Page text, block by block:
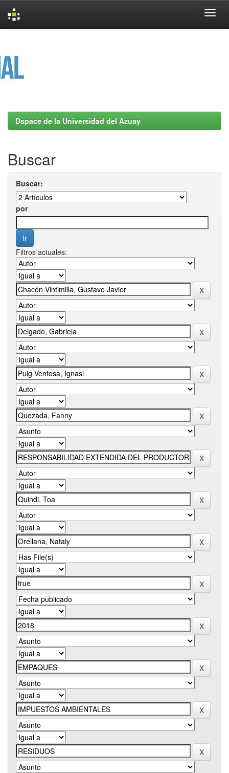
Dspace de la Universidad del Azuay
Buscar
Buscar:
por
Filtros actuales: